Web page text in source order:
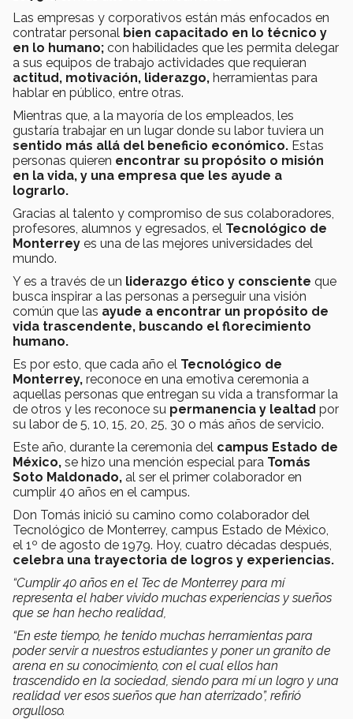
Las empresas y corporativos están más enfocados en
contratar personal bien capacitado en lo técnico y
en lo humano; con habilidades que les permita delegar
a sus equipos de trabajo actividades que requieran
actitud, motivación, liderazgo, herramientas para
hablar en público, entre otras.
Mientras que, a la mayoría de los empleados, les
gustaría trabajar en un lugar donde su labor tuviera un
sentido más allá del beneficio económico. Estas
personas quieren encontrar su propósito o misión
en la vida, y una empresa que les ayude a
lograrlo.
Gracias al talento y compromiso de sus colaboradores,
profesores, alumnos y egresados, el Tecnológico de
Monterrey es una de las mejores universidades del
mundo.
Y es a través de un liderazgo ético y consciente que
busca inspirar a las personas a perseguir una visión
común que las ayude a encontrar un propósito de
vida trascendente, buscando el florecimiento
humano.
Es por esto, que cada año el Tecnológico de
Monterrey, reconoce en una emotiva ceremonia a
aquellas personas que entregan su vida a transformar la
de otros y les reconoce su permanencia y lealtad por
su labor de 5, 10, 15, 20, 25, 30 o más años de servicio.
Este año, durante la ceremonia del campus Estado de
México, se hizo una mención especial para Tomás
Soto Maldonado, al ser el primer colaborador en
cumplir 40 años en el campus.
Don Tomás inició su camino como colaborador del
Tecnológico de Monterrey, campus Estado de México,
el 1º de agosto de 1979. Hoy, cuatro décadas después,
celebra una trayectoria de logros y experiencias.
“Cumplir 40 años en el Tec de Monterrey para mí
representa el haber vivido muchas experiencias y sueños
que se han hecho realidad,
“En este tiempo, he tenido muchas herramientas para
poder servir a nuestros estudiantes y poner un granito de
arena en su conocimiento, con el cual ellos han
trascendido en la sociedad, siendo para mí un logro y una
realidad ver esos sueños que han aterrizado”, refirió
orgulloso.